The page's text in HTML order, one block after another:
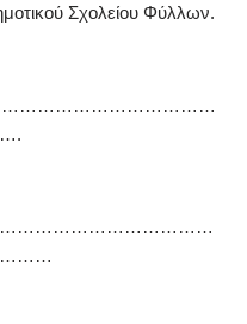
Σχολείου Φύλλων.